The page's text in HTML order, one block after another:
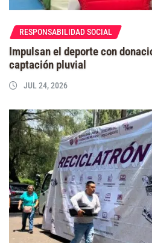
RESPONSABILIDAD SOCIAL
Impulsan el deporte con
captación pluvial
JUL 24, 2026